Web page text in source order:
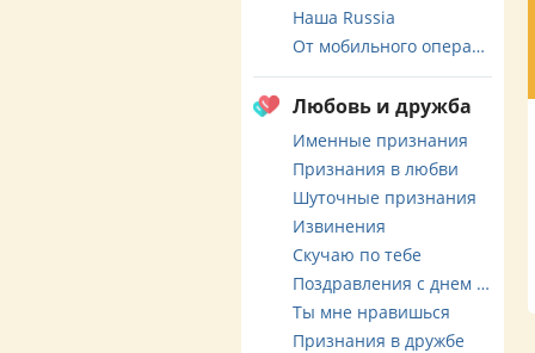
Наша Russia
От мобильного оператора
Любовь и дружба
Именные признания
Признания в любви
Шуточные признания
Извинения
Скучаю по тебе
Поздравления с днем свадьбы
Ты мне нравишься
Признания в дружбе